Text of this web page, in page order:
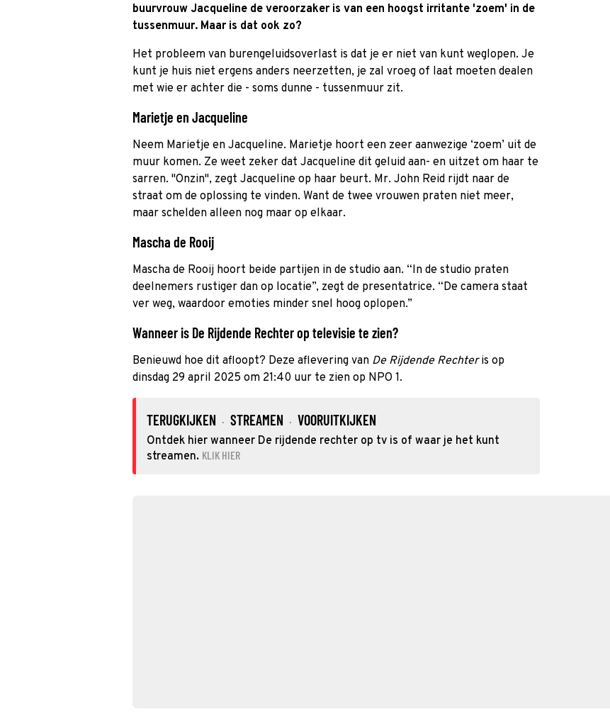
buurvrouw Jacqueline de veroorzaker is van een hoogst irritante 'zoem' in de
tussenmuur. Maar is dat ook zo?
Het probleem van burengeluidsoverlast is dat je er niet van kunt weglopen. Je
kunt je huis niet ergens anders neerzetten, je zal vroeg of laat moeten dealen
met wie er achter die - soms dunne - tussenmuur zit.
Marietje en Jacqueline
Neem Marietje en Jacqueline. Marietje hoort een zeer aanwezige ‘zoem’ uit de
muur komen. Ze weet zeker dat Jacqueline dit geluid aan- en uitzet om haar te
sarren. "Onzin", zegt Jacqueline op haar beurt. Mr. John Reid rijdt naar de
straat om de oplossing te vinden. Want de twee vrouwen praten niet meer,
maar schelden alleen nog maar op elkaar.
Mascha de Rooij
Mascha de Rooij hoort beide partijen in de studio aan. “In de studio praten
deelnemers rustiger dan op locatie”, zegt de presentatrice. “De camera staat
ver weg, waardoor emoties minder snel hoog oplopen.”
Wanneer is De Rijdende Rechter op televisie te zien?
Benieuwd hoe dit afloopt? Deze aflevering van De Rijdende Rechteris op
dinsdag 29 april 2025 om 21:40 uur te zien op NPO 1.
TERUGKIJKEN · STREAMEN · VOORUITKIJKEN
Ontdek hier wanneer De rijdende rechter op tv is of waar je het kunt
streamen. KLIK HIER